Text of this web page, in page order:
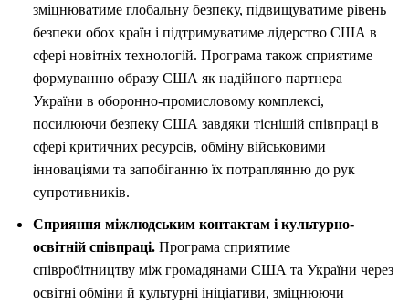
зміцнюватиме глобальну безпеку, підвищуватиме рівень
безпеки обох країн і підтримуватиме лідерство США в
сфері новітніх технологій. Програма також сприятиме
формуванню образу США як надійного партнера
України в оборонно-промисловому комплексі,
посилюючи безпеку США завдяки тіснішій співпраці в
сфері критичних ресурсів, обміну військовими
інноваціями та запобіганню їх потраплянню до рук
супротивників.
Сприяння міжлюдським контактам і культурно-
освітній співпраці. Програма сприятиме
співробітництву між громадянами США та України через
освітні обміни й культурні ініціативи, зміцнюючи